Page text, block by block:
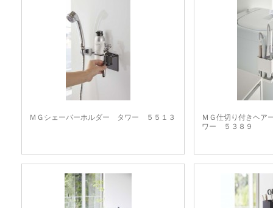
ＭＧシェーバーホルダー タワー ５５１３
ＭＧ仕切り付きヘ
ワー ５３８９